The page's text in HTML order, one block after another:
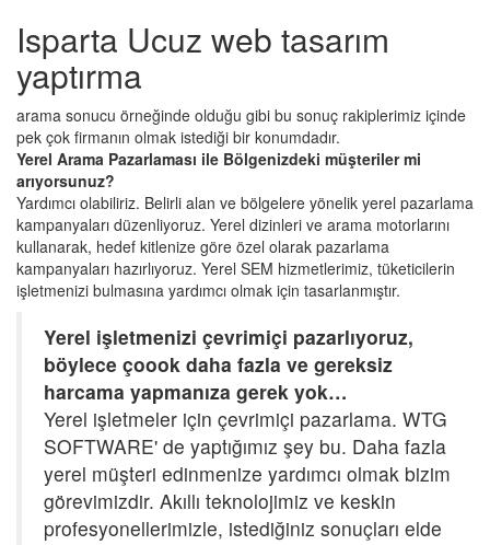
Isparta Ucuz web tasarım
yaptırma
arama sonucu örneğinde olduğu gibi bu sonuç rakiplerimiz içinde
pek çok firmanın olmak istediği bir konumdadır.
Yerel Arama Pazarlaması ile Bölgenizdeki müşteriler mi
arıyorsunuz?
Yardımcı olabiliriz. Belirli alan ve bölgelere yönelik yerel pazarlama
kampanyaları düzenliyoruz. Yerel dizinleri ve arama motorlarını
kullanarak, hedef kitlenize göre özel olarak pazarlama
kampanyaları hazırlıyoruz. Yerel SEM hizmetlerimiz, tüketicilerin
işletmenizi bulmasına yardımcı olmak için tasarlanmıştır.
Yerel işletmenizi çevrimiçi pazarlıyoruz,
böylece çoook daha fazla ve gereksiz
harcama yapmanıza gerek yok…
Yerel işletmeler için çevrimiçi pazarlama. WTG
SOFTWARE' de yaptığımız şey bu. Daha fazla
yerel müşteri edinmenize yardımcı olmak bizim
görevimizdir. Akıllı teknolojimiz ve keskin
profesyonellerimizle, istediğiniz sonuçları elde